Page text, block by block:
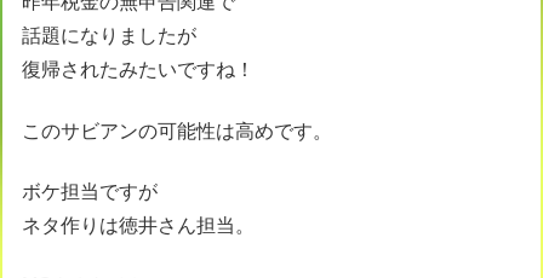
話題になりましたが
復帰されたみたいですね！
このサビアンの可能性は高めです。
ボケ担当ですが
ネタ作りは徳井さん担当。